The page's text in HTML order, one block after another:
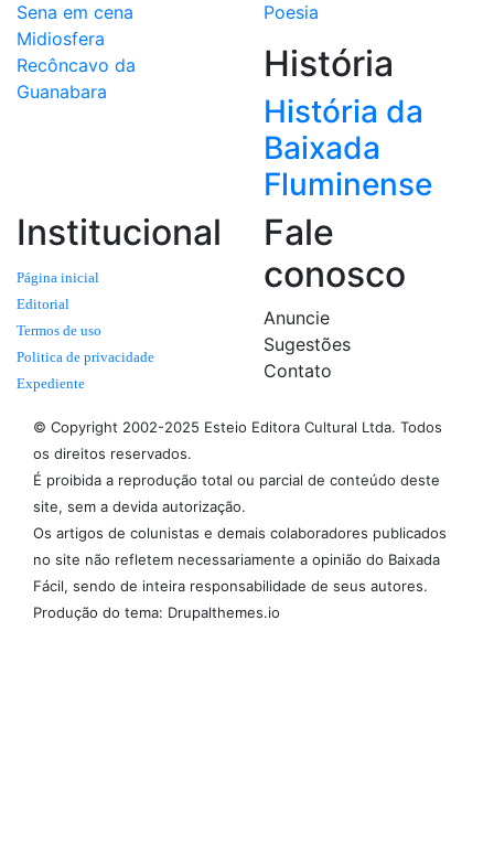
Sena em cena
Midiosfera
Recôncavo da
Guanabara
Poesia
História
História da
Baixada
Fluminense
Institucional
Página inicial
Editorial
Termos de uso
Politica de privacidade
Expediente
Fale
conosco
Anuncie
Sugestões
Contato
© Copyright 2002-2025 Esteio Editora Cultural Ltda. Todos
os direitos reservados.
É proibida a reprodução total ou parcial de conteúdo deste
site, sem a devida autorização.
Os artigos de colunistas e demais colaboradores publicados
no site não refletem necessariamente a opinião do Baixada
Fácil, sendo de inteira responsabilidade de seus autores.
Produção do tema: Drupalthemes.io